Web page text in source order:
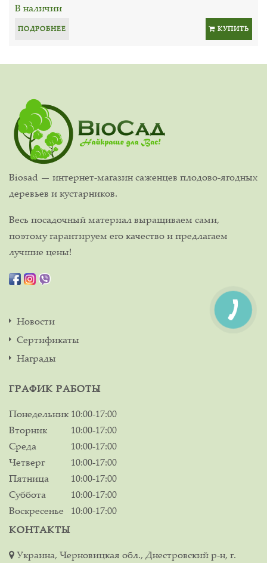
В наличии
ПОДРОБНЕЕ КУПИТЬ
Biosad — интернет-магазин саженцев плодово-ягодных
деревьев и кустарников.
Весь посадочный материал выращиваем сами,
поэтому гарантируем его качество и предлагаем
лучшие цены!
Новости
Сертификаты
Награды
ГРАФИК РАБОТЫ
Понедельник 10:00-17:00
Вторник
10:00-17:00
Среда
10:00-17:00
Четверг
10:00-17:00
Пятница
10:00-17:00
Суббота
10:00-17:00
Воскресенье
10:00-17:00
КОНТАКТЫ
Украина, Черновицкая обл., Днестровский р-н, г.